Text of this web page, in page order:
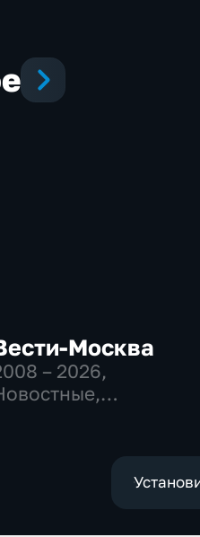
Москва
– 2026,
экономические